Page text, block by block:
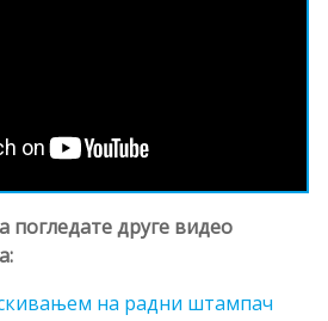
друге видео
на радни штампач